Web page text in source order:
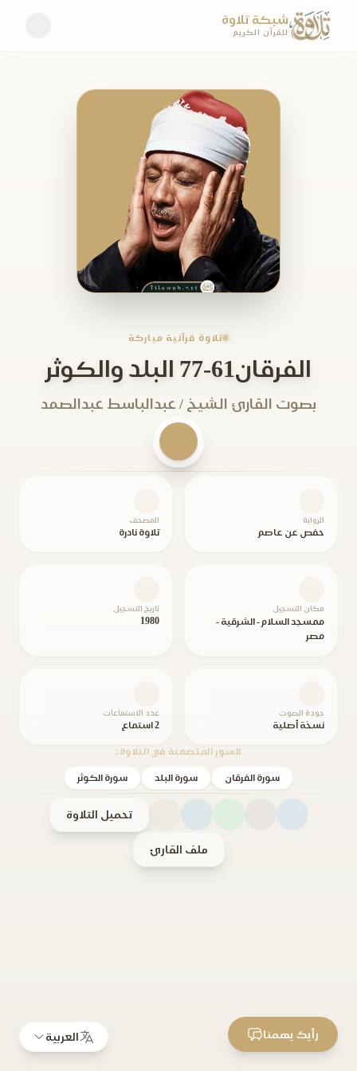
شبكة تلاوة
للقرآن الكريم
تلاوة قرآنية مباركة
الفرقان61-77 البلد والكوثر
بصوت القارئ الشيخ / عبدالباسط عبدالصمد
الرواية
حفص عن عاصم
المصحف
تلاوة نادرة
مكان التسجيل
ممسجد السلام - الشرقية -
مصر
تاريخ التسجيل
1980
جودة الصوت
نسخة أصلية
عدد الاستماعات
2 استماع
السور المتضمنة في التلاوة:
سورة الفرقان سورة البلد سورة الكوثر
تحميل التلاوة
ملف القارئ
العربية رأيك يهمنا